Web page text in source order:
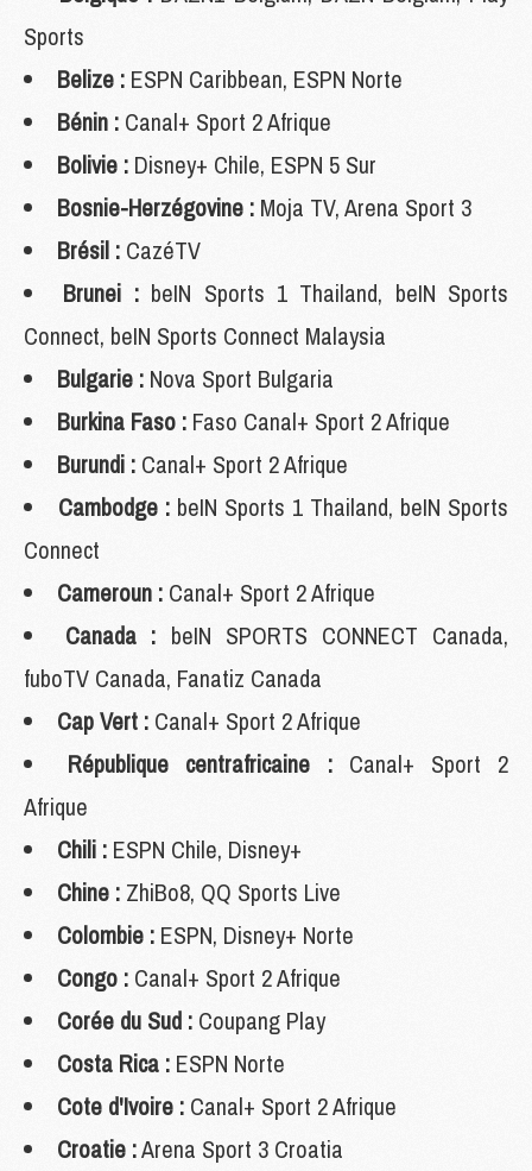
Sports
Belize : ESPN Caribbean, ESPN Norte
Bénin : Canal+ Sport 2 Afrique
Bolivie : Disney+ Chile, ESPN 5 Sur
Bosnie-Herzégovine : Moja TV, Arena Sport 3
Brésil : CazéTV
Brunei : beIN Sports 1 Thailand, beIN Sports
Connect, beIN Sports Connect Malaysia
Bulgarie : Nova Sport Bulgaria
Burkina Faso : Faso Canal+ Sport 2 Afrique
Burundi : Canal+ Sport 2 Afrique
Cambodge : beIN Sports 1 Thailand, beIN Sports
Connect
Cameroun : Canal+ Sport 2 Afrique
Canada : beIN SPORTS CONNECT Canada,
fuboTV Canada, Fanatiz Canada
Cap Vert : Canal+ Sport 2 Afrique
République centrafricaine :Canal+ Sport 2
Afrique
Chili : ESPN Chile, Disney+
Chine : ZhiBo8, QQ Sports Live
Colombie : ESPN, Disney+ Norte
Congo : Canal+ Sport 2 Afrique
Corée du Sud : Coupang Play
Costa Rica : ESPN Norte
Cote d'Ivoire : Canal+ Sport 2 Afrique
Croatie :Arena Sport 3 Croatia